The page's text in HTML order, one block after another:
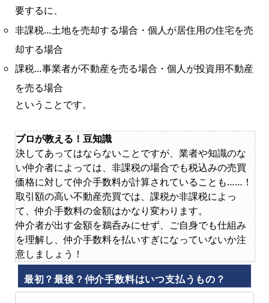
要するに、
非課税…土地を売却する場合・個人が居住用の住宅を売
却する場合
課税…事業者が不動産を売る場合・個人が投資用不動産
を売る場合
ということです。
プロが教える！豆知識
決してあってはならないことですが、業者や知識のな
い仲介者によっては、非課税の場合でも税込みの売買
価格に対して仲介手数料が計算されていることも……！
取引額の高い不動産売買では、課税か非課税によっ
て、仲介手数料の金額はかなり変わります。
仲介者が出す金額を鵜呑みにせず、ご自身でも仕組み
を理解し、仲介手数料を払いすぎになっていないか注
意しましょう！
最初？最後？仲介手数料はいつ支払うもの？